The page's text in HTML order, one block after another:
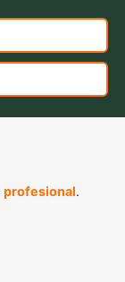
profesional.